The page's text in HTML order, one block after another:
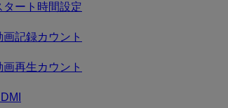
タート時間設定
画記録カウント
画再生カウント